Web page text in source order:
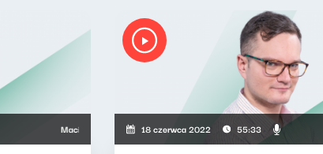
Maciej Grzenkowicz, Barbara Gregorczyk
18 czerwca 2022 55:33